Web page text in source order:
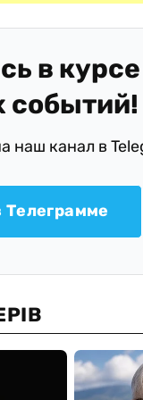
в курсе
событий!
наш канал в
Телеграмме